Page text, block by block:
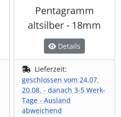
Pentagramm
altsilber - 18mm
Details
Lieferzeit:
geschlossen vom 24.07.
20.08. - danach 3-5 Werk-
Tage - Ausland
abweichend